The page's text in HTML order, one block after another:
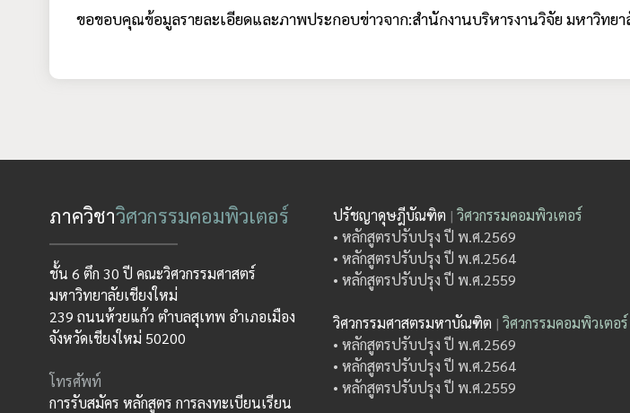
ขอขอบคุณข้อมูลรายละเอียดและภาพประกอบข่าวจาก:สำนักงานบริหารงานวิจัย มหาวิทยา
ภาควิชาวิศวกรรมคอมพิวเตอร์
ชั้น 6 ตึก 30 ปี คณะวิศวกรรมศาสตร์
มหาวิทยาลัยเชียงใหม่
239 ถนนห้วยแก้ว ตำบลสุเทพ อำเภอเมือง
จังหวัดเชียงใหม่ 50200
โทรศัพท์
การรับสมัคร หลักสูตร การลงทะเบียนเรียน
ปรัชญาดุษฎีบัณฑิต | วิศวกรรมคอมพิวเตอร์
• หลักสูตรปรับปรุง ปี พ.ศ.2569
• หลักสูตรปรับปรุง ปี พ.ศ.2564
• หลักสูตรปรับปรุง ปี พ.ศ.2559
วิศวกรรมศาสตรมหาบัณฑิต | วิศวกรรมคอมพิวเตอร์
• หลักสูตรปรับปรุง ปี พ.ศ.2569
• หลักสูตรปรับปรุง ปี พ.ศ.2564
• หลักสูตรปรับปรุง ปี พ.ศ.2559